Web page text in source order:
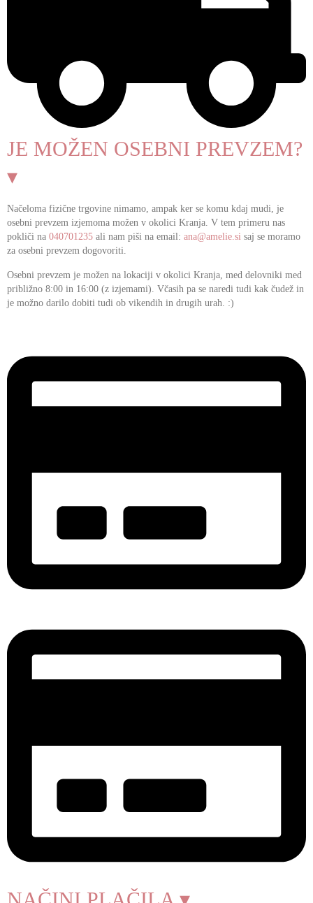
JE MOŽEN OSEBNI PREVZEM?
▾
Načeloma fizične trgovine nimamo, ampak ker se komu kdaj mudi, je
osebni prevzem izjemoma možen v okolici Kranja. V tem primeru nas
pokliči na 040701235 ali nam piši na email: ana@amelie.si saj se moramo
za osebni prevzem dogovoriti.
Osebni prevzem je možen na lokaciji v okolici Kranja, med delovniki med
približno 8:00 in 16:00 (z izjemami). Včasih pa se naredi tudi kak čudež in
je možno darilo dobiti tudi ob vikendih in drugih urah. :)